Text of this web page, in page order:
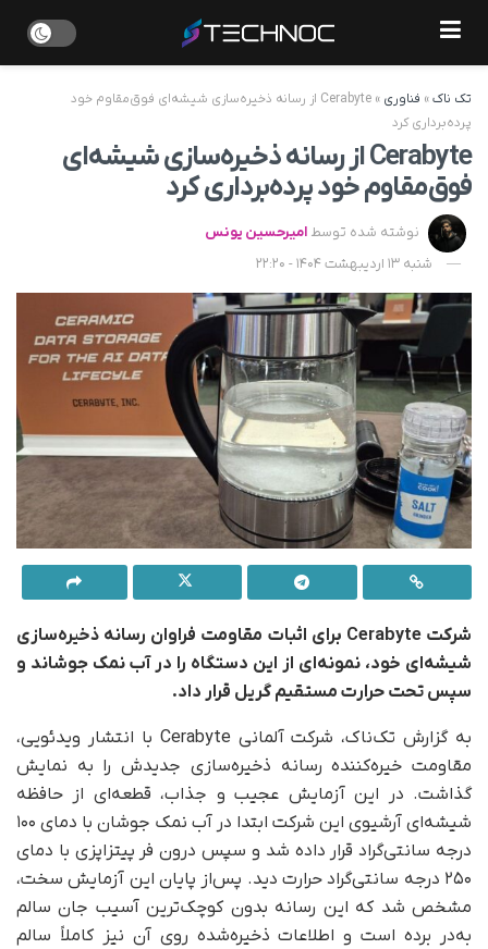
تک ناک» فناوری »
Cerabyte از رسانه ذخیره‌سازی شیشه‌ای فوق‌مقاوم خود
پرده‌برداری کرد
Cerabyte از رسانه ذخیره‌سازی شیشه‌ای
فوق‌مقاوم خود پرده‌برداری کرد
نوشته شده توسط امیرحسین یونس
شنبه 13 اردیبهشت 1404 - 22:20
شرکت Cerabyte برای اثبات مقاومت فراوان رسانه ذخیره‌سازی
شیشه‌ای خود، نمونه‌ای از این دستگاه را در آب نمک جوشاند و
سپس تحت حرارت مستقیم گریل قرار داد.
به گزارش تک‌ناک، شرکت آلمانی Cerabyte با انتشار ویدئویی،
مقاومت خیره‌کننده رسانه ذخیره‌سازی جدیدش را به نمایش
گذاشت. در این آزمایش عجیب و جذاب، قطعه‌ای از حافظه
شیشه‌ای آرشیوی این شرکت ابتدا در آب نمک جوشان با دمای ۱۰۰
درجه سانتی‌گراد قرار داده شد و سپس درون فر پیتزاپزی با دمای
۲۵۰ درجه سانتی‌گراد حرارت دید. پس‌از پایان این آزمایش سخت،
مشخص شد که این رسانه بدون کوچک‌ترین آسیب جان سالم
به‌در برده است و اطلاعات ذخیره‌شده روی آن نیز کاملاً سالم